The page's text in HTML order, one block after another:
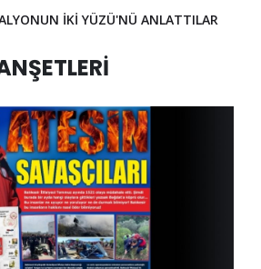
İKİ YÜZÜ'NÜ ANLATTILAR